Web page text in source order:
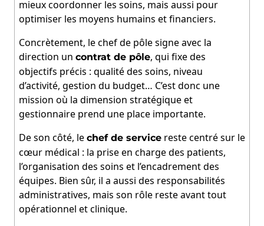
mieux coordonner les soins, mais aussi pour
optimiser les moyens humains et financiers.
Concrètement, le chef de pôle signe avec la
direction un contrat de pôle, qui fixe des
objectifs précis : qualité des soins, niveau
d’activité, gestion du budget… C’est donc une
mission où la dimension stratégique et
gestionnaire prend une place importante.
De son côté, le chef de servicereste centré sur le
cœur médical : la prise en charge des patients,
l’organisation des soins et l’encadrement des
équipes. Bien sûr, il a aussi des responsabilités
administratives, mais son rôle reste avant tout
opérationnel et clinique.